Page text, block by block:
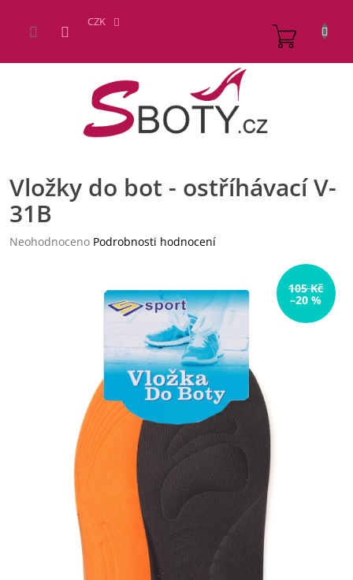
obsah
CZK
Vložky do bot - ostříhávací V-
31B
Průměrné
Neohodnoceno Podrobnosti hodnocení
105 Kč
–20 %